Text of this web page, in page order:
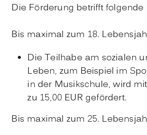
Die Förderung betrifft folgende
Bis maximal zum 18.
Die Teilhabe am sozialen
Leben, zum Beispiel im
in der Musikschule, wird
zu 15,00 EUR gefördert.
Bis maximal zum 25.